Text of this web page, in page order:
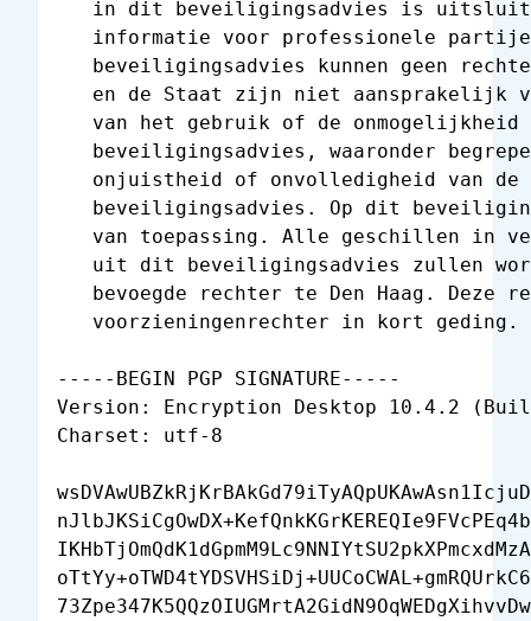
in dit beveiligingsadvies is
informatie voor professionele
beveiligingsadvies kunnen geen
en de Staat zijn niet aansprakelijk
van het gebruik of de onmogelijkheid
beveiligingsadvies, waaronder
onjuistheid of onvolledigheid van de
beveiligingsadvies. Op dit
van toepassing. Alle geschillen in
uit dit beveiligingsadvies zullen
bevoegde rechter te Den Haag. Deze
   voorzieningenrechter in kort geding.
-----BEGIN PGP SIGNATURE-----
Version: Encryption Desktop 10.4.2
Charset: utf-8